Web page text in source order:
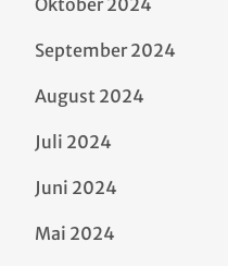
Oktober 2024
September 2024
August 2024
Juli 2024
Juni 2024
Mai 2024